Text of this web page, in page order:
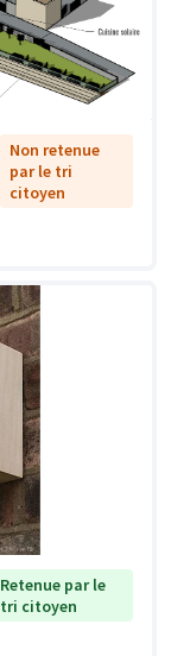
Non retenue
par le tri
citoyen
Retenue par le
tri citoyen